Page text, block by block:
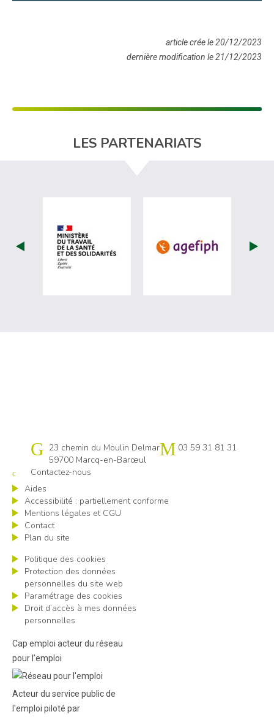
article crée le 20/12/2023
dernière modification le 21/12/2023
LES PARTENARIATS
visiter les site de Ministère du travail
visiter les
Cap emploi 59 Lille
23 chemin du Moulin Delmar
59700 Marcq-en-Barœul
03 59 31 81 31
Contactez-nous
Aides
Accessibilité : partiellement conforme
Mentions légales et CGU
Contact
Plan du site
Politique des cookies
Protection des données
personnelles du site web
Paramétrage des cookies
Droit d’accès à mes données
personnelles
Cap emploi acteur du réseau
pour l’emploi
Acteur du service public de
l'emploi piloté par